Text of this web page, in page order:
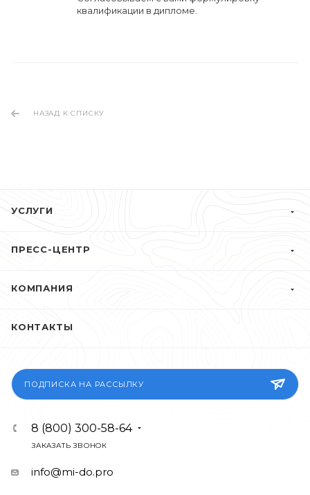
квалификации в дипломе.
НАЗАД К СПИСКУ
УСЛУГИ
ПРЕСС-ЦЕНТР
КОМПАНИЯ
КОНТАКТЫ
ПОДПИСКА НА РАССЫЛКУ
8 (800) 300-58-64
ЗАКАЗАТЬ ЗВОНОК
info@mi-do.pro